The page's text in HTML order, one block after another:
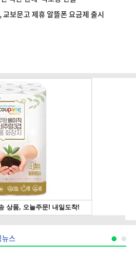
보문고 제휴 알뜰폰 요금제 출시
스